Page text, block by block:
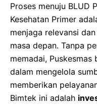
Proses menuju BLUD
Kesehatan Primer
menjaga relevansi
masa depan. Tanpa
memadai,
dalam mengelola
memberikan
Bimtek ini adalah